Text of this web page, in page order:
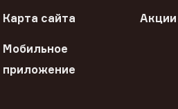
Карта сайта Акции
Мобильное
приложение